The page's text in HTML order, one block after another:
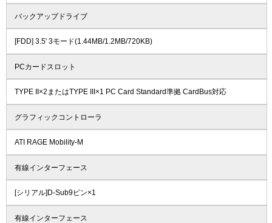
バックアップドライブ
[FDD] 3.5' 3モード(1.44MB/1.2MB/720KB)
PCカードスロット
TYPE II×2またはTYPE III×1 PC Card Standard準拠 CardBus対応
グラフィックコントローラ
ATI RAGE Mobility-M
有線インターフェース
[シリアル]D-Sub9ピン×1
有線インターフェース